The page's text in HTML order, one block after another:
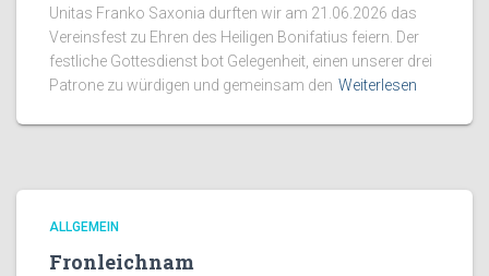
Unitas Franko Saxonia durften wir am 21.06.2026 das
Vereinsfest zu Ehren des Heiligen Bonifatius feiern. Der
festliche Gottesdienst bot Gelegenheit, einen unserer drei
Patrone zu würdigen und gemeinsam den Weiterlesen
ALLGEMEIN
Fronleichnam